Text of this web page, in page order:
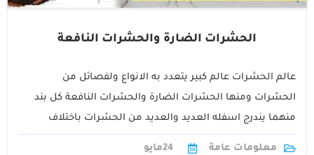
الحشرات الضارة والحشرات النافعة
عالم الحشرات عالم كبير يتعدد به الانواع ولفصائل من
الحشرات ومنها الحشرات الضارة والحشرات النافعة كل بند
منهما يندرج اسفله العديد والعديد من الحشرات باختلاف
اشكالها وفصائلها . تضم الحشرات1
معلومات عامة
24مايو